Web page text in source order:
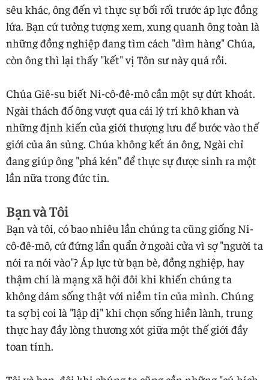
sêu khác, ông đến vì thực sự bối rối trước áp lực đồng
lứa. Bạn cứ tưởng tượng xem, xung quanh ông toàn là
những đồng nghiệp đang tìm cách "dìm hàng" Chúa,
còn ông thì lại thấy "kết" vị Tôn sư này quá rồi.
Chúa Giê-su biết Ni-cô-đê-mô cần một sự dứt khoát.
Ngài thách đố ông vượt qua cái lý trí khô khan và
những định kiến của giới thượng lưu để bước vào thế
giới của ân sủng. Chúa không kết án ông, Ngài chỉ
đang giúp ông "phá kén" để thực sự được sinh ra một
lần nữa trong đức tin.
Bạn và Tôi
Bạn và tôi, có bao nhiêu lần chúng ta cũng giống Ni-
cô-đê-mô, cứ đứng lẩn quẩn ở ngoài cửa vì sợ "người ta
nói ra nói vào"? Áp lực từ bạn bè, đồng nghiệp, hay
thậm chí là mạng xã hội đôi khi khiến chúng ta
không dám sống thật với niềm tin của mình. Chúng
ta sợ bị coi là "lập dị" khi chọn sống hiền lành, trung
thực hay đầy lòng thương xót giữa một thế giới đầy
toan tính.